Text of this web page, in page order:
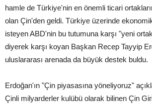
hamle de Türkiye'nin en önemli ticari
olan Çin'den geldi. Türkiye üzerinde
isteyen ABD'nin bu tutumuna karşı "yeni
diyerek karşı koyan Başkan Recep Tayyip
uluslararası arenada da büyük destek buldu.
Erdoğan'ın "Çin piyasasına yöneliyoruz"
Çinli milyarderler kulübü olarak bilinen Çin